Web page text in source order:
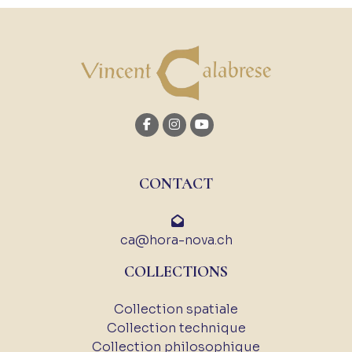
CONTACT
ca@hora-nova.ch
COLLECTIONS
Collection spatiale
Collection technique
Collection philosophique